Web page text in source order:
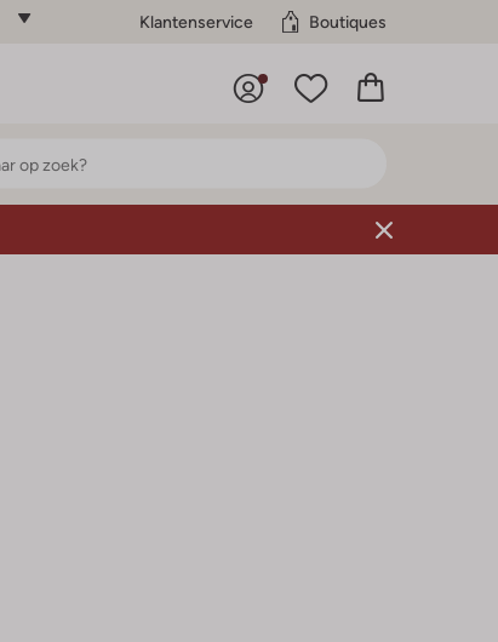
Klantenservice Boutiques